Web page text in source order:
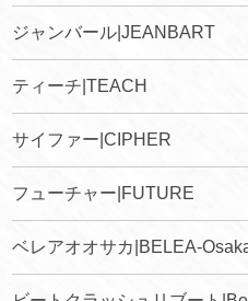
ジャンバール|JEANBART
ティーチ|TEACH
サイファー|CIPHER
フューチャー|FUTURE
ベレアオオサカ|BELEA-